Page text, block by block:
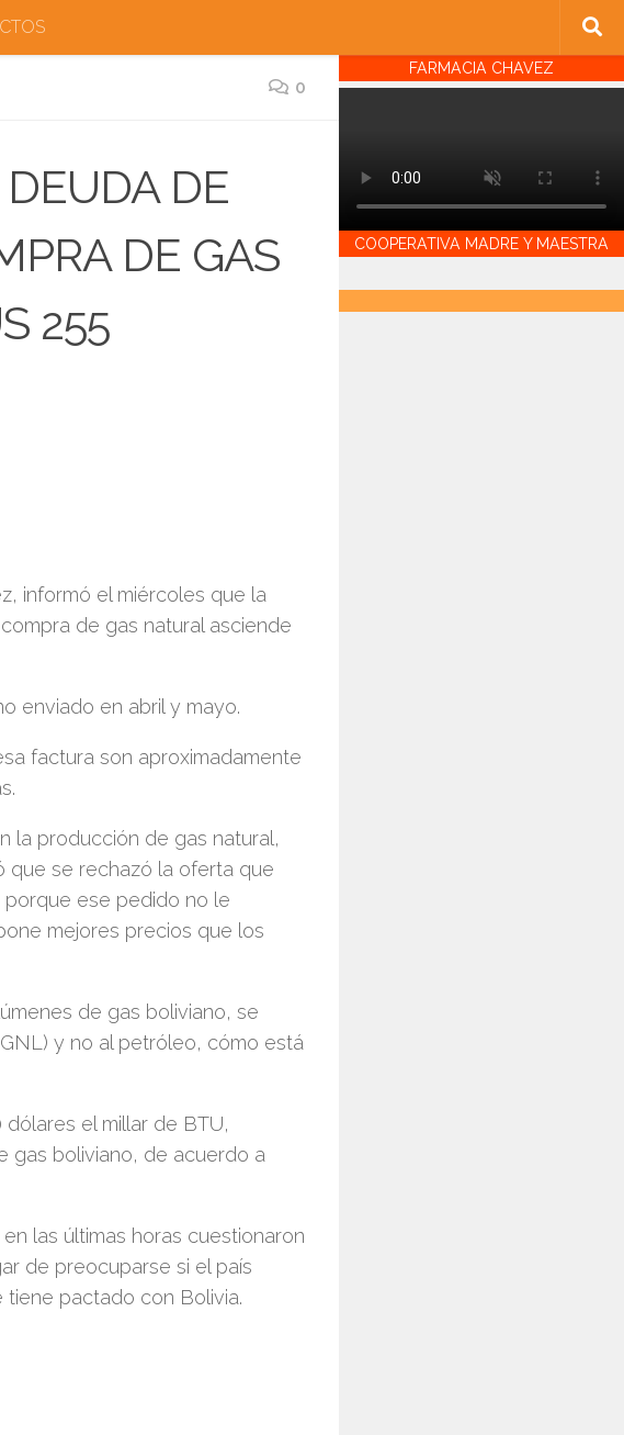
0
DE
DE GAS
255
informó el miércoles que la
de gas natural asciende
enviado en abril y mayo.
factura son aproximadamente
la producción de gas natural,
que se rechazó la oferta que
porque ese pedido no le
mejores precios que los
de gas boliviano, se
y no al petróleo, cómo está
el millar de BTU,
gas boliviano, de acuerdo a
las últimas horas cuestionaron
de preocuparse si el país
pactado con Bolivia.
FARMACIA CHAVEZ
COOPERATIVA MADRE Y MAESTRA